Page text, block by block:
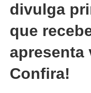
divulga
que
apresenta
Confira!